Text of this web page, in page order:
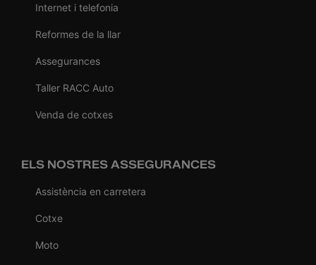
Internet i telefonia
Reformes de la llar
Assegurances
Taller RACC Auto
Venda de cotxes
ELS NOSTRES ASSEGURANCES
Assistència en carretera
Cotxe
Moto